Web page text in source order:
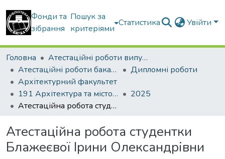
Фонди та
зібрання
Пошук за
критеріями
Статистика Увійти
Головна
Атестаційні роботи випускників
Атестаційні роботи бакалаврів
Дипломні роботи
Архітектурний факультет
191 Архітектура та містобудування
2025
Атестаційна робота студентки Блажеєвої Ірини Олександрівни
Атестаційна робота студентки
Блажеєвої Ірини Олександрівни